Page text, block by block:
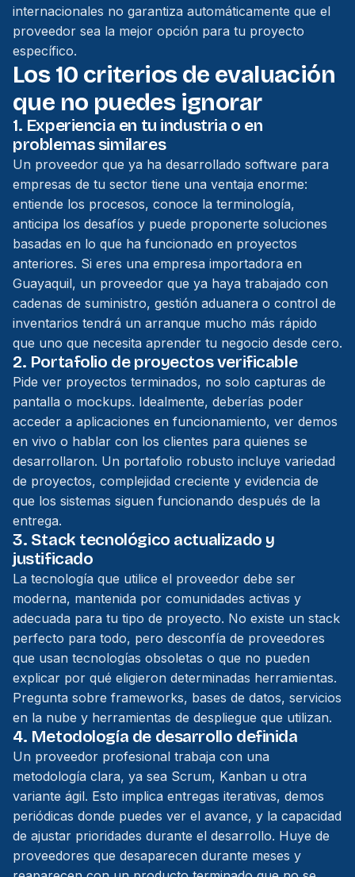
internacionales no garantiza automáticamente que el
proveedor sea la mejor opción para tu proyecto
específico.
Los 10 criterios de evaluación
que no puedes ignorar
1. Experiencia en tu industria o en
problemas similares
Un proveedor que ya ha desarrollado software para
empresas de tu sector tiene una ventaja enorme:
entiende los procesos, conoce la terminología,
anticipa los desafíos y puede proponerte soluciones
basadas en lo que ha funcionado en proyectos
anteriores. Si eres una empresa importadora en
Guayaquil, un proveedor que ya haya trabajado con
cadenas de suministro, gestión aduanera o control de
inventarios tendrá un arranque mucho más rápido
que uno que necesita aprender tu negocio desde cero.
2. Portafolio de proyectos verificable
Pide ver proyectos terminados, no solo capturas de
pantalla o mockups. Idealmente, deberías poder
acceder a aplicaciones en funcionamiento, ver demos
en vivo o hablar con los clientes para quienes se
desarrollaron. Un portafolio robusto incluye variedad
de proyectos, complejidad creciente y evidencia de
que los sistemas siguen funcionando después de la
entrega.
3. Stack tecnológico actualizado y
justificado
La tecnología que utilice el proveedor debe ser
moderna, mantenida por comunidades activas y
adecuada para tu tipo de proyecto. No existe un stack
perfecto para todo, pero desconfía de proveedores
que usan tecnologías obsoletas o que no pueden
explicar por qué eligieron determinadas herramientas.
Pregunta sobre frameworks, bases de datos, servicios
en la nube y herramientas de despliegue que utilizan.
4. Metodología de desarrollo definida
Un proveedor profesional trabaja con una
metodología clara, ya sea Scrum, Kanban u otra
variante ágil. Esto implica entregas iterativas, demos
periódicas donde puedes ver el avance, y la capacidad
de ajustar prioridades durante el desarrollo. Huye de
proveedores que desaparecen durante meses y